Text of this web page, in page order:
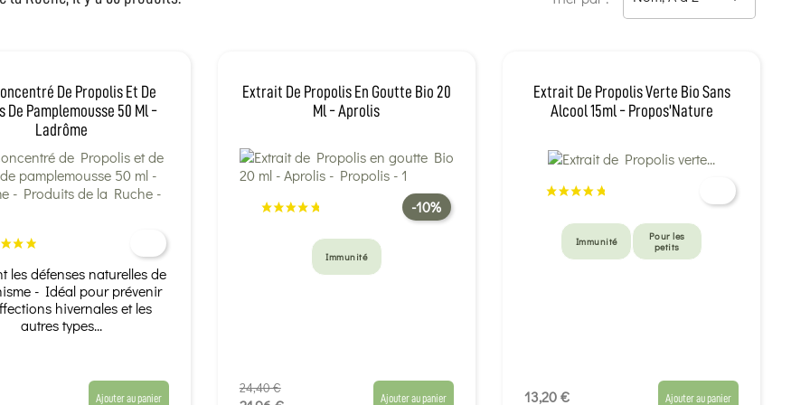
De Propolis Et De
De Pamplemousse 50 Ml -
Ladrôme
les défenses naturelles de
- Idéal pour prévenir
hivernales et les
autres types...
Ajouter au panier
Extrait De Propolis En Goutte Bio 20
Ml - Aprolis
-10%
Immunité
24,40 €
Ajouter au panier
Extrait De Propolis Verte Bio Sans
Alcool 15ml - Propos'Nature
Immunité
Pour les
petits
13,20 € Ajouter au panier